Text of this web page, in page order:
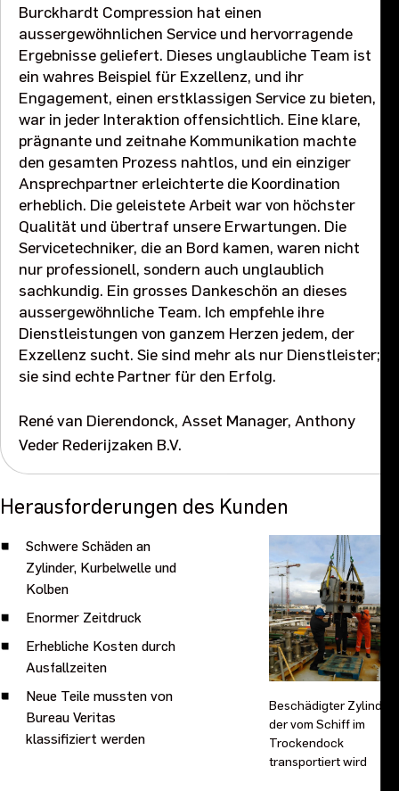
Kontaktieren Sie uns
Burckhardt Compression hat einen
aussergewöhnlichen Service und hervorragende
Ergebnisse geliefert. Dieses unglaubliche Team ist
ein wahres Beispiel für Exzellenz, und ihr
Engagement, einen erstklassigen Service zu bieten,
war in jeder Interaktion offensichtlich. Eine klare,
prägnante und zeitnahe Kommunikation machte
den gesamten Prozess nahtlos, und ein einziger
Ansprechpartner erleichterte die Koordination
erheblich. Die geleistete Arbeit war von höchster
Qualität und übertraf unsere Erwartungen. Die
Servicetechniker, die an Bord kamen, waren nicht
nur professionell, sondern auch unglaublich
sachkundig. Ein grosses Dankeschön an dieses
aussergewöhnliche Team. Ich empfehle ihre
Dienstleistungen von ganzem Herzen jedem, der
Exzellenz sucht. Sie sind mehr als nur Dienstleister;
sie sind echte Partner für den Erfolg.
René van Dierendonck, Asset Manager, Anthony
Veder Rederijzaken B.V.
Herausforderungen des Kunden
Beschädigter Zylinder,
der vom Schiff im
Trockendock
transportiert wird
Schwere Schäden an
Zylinder, Kurbelwelle und
Kolben
Enormer Zeitdruck
Erhebliche Kosten durch
Ausfallzeiten
Neue Teile mussten von
Bureau Veritas
klassifiziert werden